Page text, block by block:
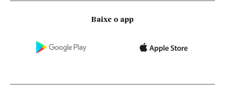
Baixe o app